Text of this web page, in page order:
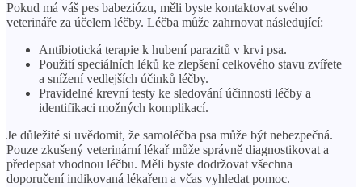
Pokud má váš pes babeziózu, měli byste kontaktovat svého
veterináře za účelem léčby. Léčba může zahrnovat následující:
Antibiotická terapie k hubení parazitů v krvi psa.
Použití speciálních léků ke zlepšení celkového stavu zvířete
a snížení vedlejších účinků léčby.
Pravidelné krevní testy ke sledování účinnosti léčby a
identifikaci možných komplikací.
Je důležité si uvědomit, že samoléčba psa může být nebezpečná.
Pouze zkušený veterinární lékař může správně diagnostikovat a
předepsat vhodnou léčbu. Měli byste dodržovat všechna
doporučení indikovaná lékařem a včas vyhledat pomoc.